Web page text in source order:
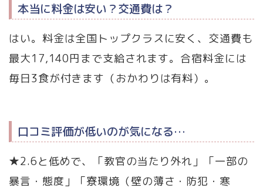
本当に料金は安い？交通費は？
はい。料金は全国トップクラスに安く、交通費も
最大17,140円まで支給されます。合宿料金には
毎日3食が付きます（おかわりは有料）。
口コミ評価が低いのが気になる…
★2.6と低めで、「教官の当たり外れ」「一部の
暴言・態度」「寮環境（壁の薄さ・防犯・寒